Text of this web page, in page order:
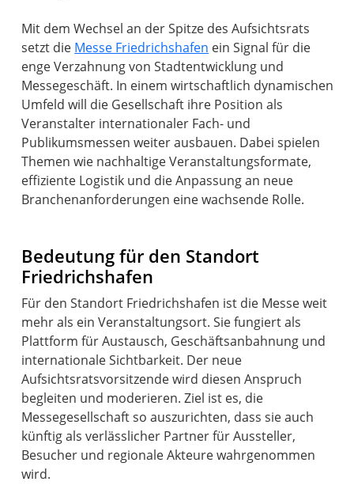
Mit dem Wechsel an der Spitze des Aufsichtsrats
setzt die Messe Friedrichshafen ein Signal für die
enge Verzahnung von Stadtentwicklung und
Messegeschäft. In einem wirtschaftlich dynamischen
Umfeld will die Gesellschaft ihre Position als
Veranstalter internationaler Fach- und
Publikumsmessen weiter ausbauen. Dabei spielen
Themen wie nachhaltige Veranstaltungsformate,
effiziente Logistik und die Anpassung an neue
Branchenanforderungen eine wachsende Rolle.
Bedeutung für den Standort
Friedrichshafen
Für den Standort Friedrichshafen ist die Messe weit
mehr als ein Veranstaltungsort. Sie fungiert als
Plattform für Austausch, Geschäftsanbahnung und
internationale Sichtbarkeit. Der neue
Aufsichtsratsvorsitzende wird diesen Anspruch
begleiten und moderieren. Ziel ist es, die
Messegesellschaft so auszurichten, dass sie auch
künftig als verlässlicher Partner für Aussteller,
Besucher und regionale Akteure wahrgenommen
wird.